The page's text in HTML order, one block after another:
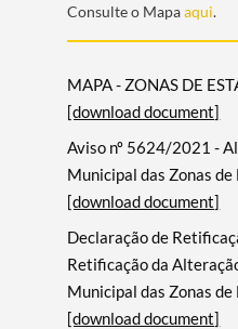
Consulte o Mapaaqui.
MAPA - ZONAS DE
[download document]
Aviso nº 5624/2021 -
Municipal das Zonas
[download document]
Declaração de
Retificação da
Municipal das Zonas
[download document]